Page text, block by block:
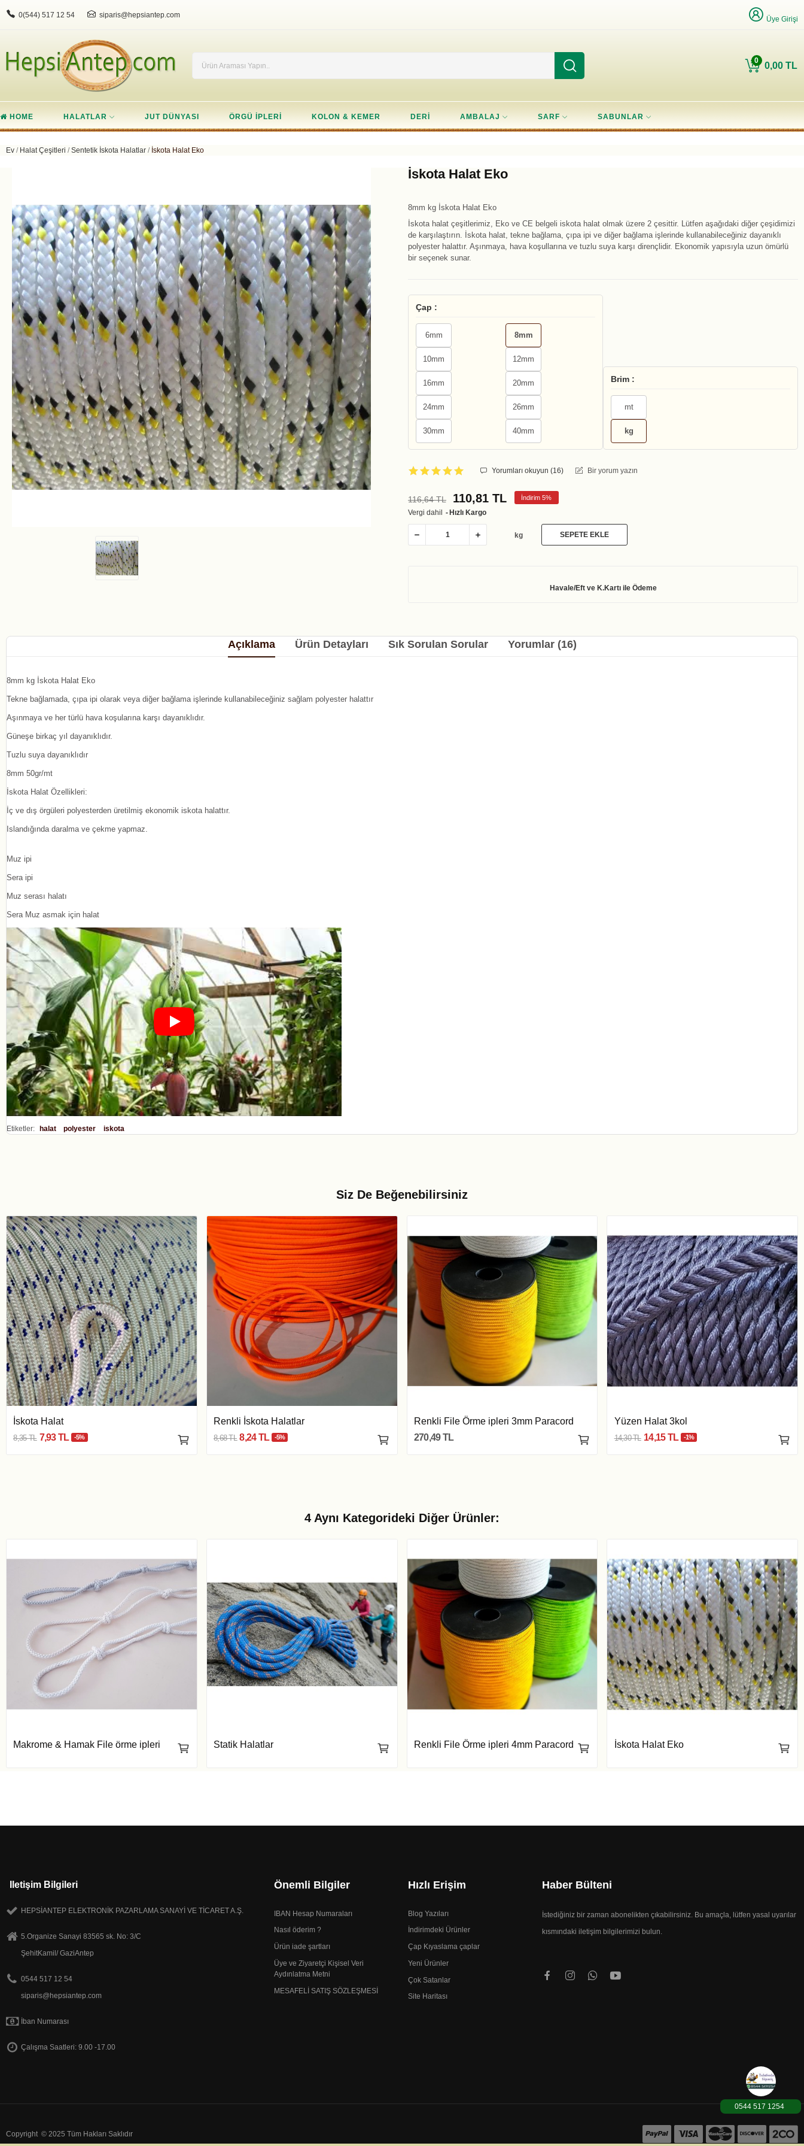
0(544) 517 12 54 siparis@hepsiantep.com
Üye Girişi
0,00 TL
0
HOME HALATLAR JUT DÜNYASI ÖRGÜ IPLERI KOLON & KEMER DERI AMBALAJ SARF SABUNLAR
Ev Halat Çeşitleri Sentetik İskota Halatlar İskota Halat Eko
İskota Halat Eko
8mm kg İskota Halat Eko
İskota halat çeşitlerimiz, Eko ve CE belgeli iskota halat olmak üzere 2 çesittir. Lütfen aşağıdaki diğer çeşidimizi
de karşılaştırın. İskota halat, tekne bağlama, çıpa ipi ve diğer bağlama işlerinde kullanabileceğiniz dayanıklı
polyester halattır. Aşınmaya, hava koşullarına ve tuzlu suya karşı dirençlidir. Ekonomik yapısıyla uzun ömürlü
bir seçenek sunar.
Çap :
6mm 8mm
10mm 12mm
16mm 20mm
24mm 26mm
30mm 40mm
Brim :
mt
kg
Yorumları okuyun (16) Bir yorum yazın
116,64 TL 110,81 TL İndirim 5%
Vergi dahil Hızlı Kargo
kg SEPETE EKLE
Açıklama Ürün Detayları Sık Sorulan Sorular Yorumlar (16)
8mm kg İskota Halat Eko
Tekne bağlamada, çıpa ipi olarak veya diğer bağlama işlerinde kullanabileceğiniz sağlam polyester halattır
Aşınmaya ve her türlü hava koşularına karşı dayanıklıdır.
Güneşe birkaç yıl dayanıklıdır.
Tuzlu suya dayanıklıdır
8mm 50gr/mt
İskota Halat Özellikleri:
İç ve dış örgüleri polyesterden üretilmiş ekonomik iskota halattır.
Islandığında daralma ve çekme yapmaz.
Muz ipi
Sera ipi
Muz serası halatı
Sera Muz asmak için halat
Etiketler: halat polyester iskota
Siz De Beğenebilirsiniz
İskota Halat
8,35 TL 7,93 TL -5%
Renkli İskota Halatlar
8,68 TL 8,24 TL -5%
Renkli File Örme ipleri 3mm Paracord
270,49 TL
Yüzen Halat 3kol
14,30 TL 14,15 TL -1%
4 Aynı Kategorideki Diğer Ürünler:
Makrome & Hamak File örme ipleri Statik Halatlar Renkli File Örme ipleri 4mm Paracord İskota Halat Eko
Iletişim Bilgileri
HEPSİANTEP ELEKTRONİK PAZARLAMA SANAYİ VE TİCARET A.Ş.
5.Organize Sanayi 83565 sk. No: 3/C
ŞehitKamil/ GaziAntep
0544 517 12 54
siparis@hepsiantep.com
İban Numarası
Çalışma Saatleri: 9.00 -17.00
Önemli Bilgiler
IBAN Hesap Numaraları
Nasıl öderim ?
Ürün iade şartları
Üye ve Ziyaretçi Kişisel Veri
Aydınlatma Metni
MESAFELİ SATIŞ SÖZLEŞMESİ
Hızlı Erişim
Blog Yazıları
İndirimdeki Ürünler
Çap Kıyaslama çaplar
Yeni Ürünler
Çok Satanlar
Site Haritası
Haber Bülteni
İstediğiniz bir zaman abonelikten çıkabilirsiniz. Bu amaçla, lütfen yasal uyarılar
kısmındaki iletişim bilgilerimizi bulun.
Copyright © 2025 Tüm Hakları Saklıdır
1000TL üzeri